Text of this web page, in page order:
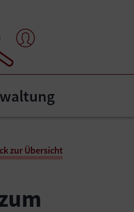
zur Übersicht